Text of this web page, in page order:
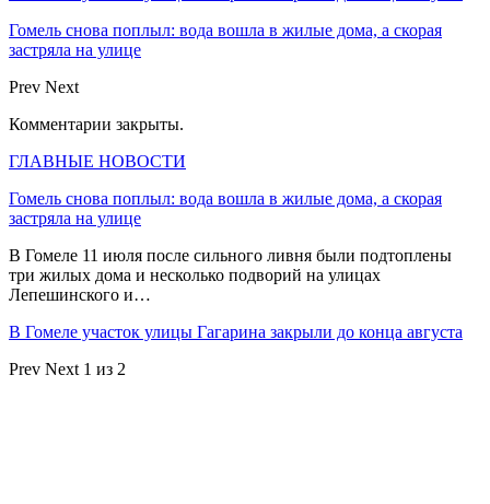
Гомель снова поплыл: вода вошла в жилые дома, а скорая
застряла на улице
Prev Next
Комментарии закрыты.
ГЛАВНЫЕ НОВОСТИ
Гомель снова поплыл: вода вошла в жилые дома, а скорая
застряла на улице
В Гомеле 11 июля после сильного ливня были подтоплены
три жилых дома и несколько подворий на улицах
Лепешинского и…
В Гомеле участок улицы Гагарина закрыли до конца августа
Prev Next 1 из 2